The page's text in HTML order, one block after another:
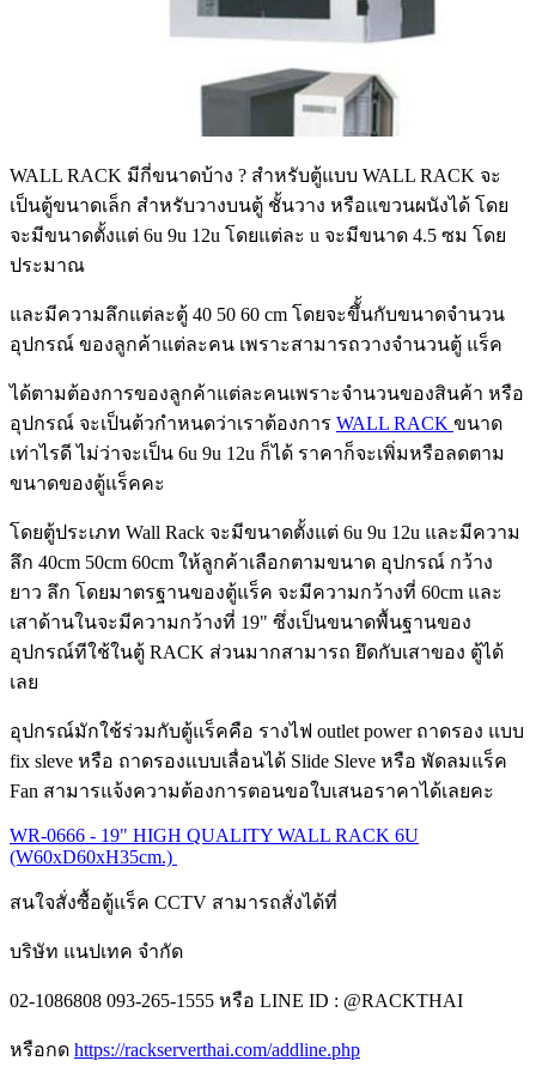
WALL RACK มีกี่ขนาดบ้าง ? สำหรับตู้แบบ WALL RACK จะ
เป็นตู้ขนาดเล็ก สำหรับวางบนตู้ ชั้นวาง หรือแขวนผนังได้ โดย
จะมีขนาดตั้งแต่ 6u 9u 12u โดยแต่ละ u จะมีขนาด 4.5 ซม โดย
ประมาณ
และมีความลึกแต่ละตู้ 40 50 60 cm โดยจะขึั้นกับขนาดจำนวน
อุปกรณ์ ของลูกค้าแต่ละคน เพราะสามารถวางจำนวนตู้ แร็ค
ได้ตามต้องการของลูกค้าแต่ละคนเพราะจำนวนของสินค้า หรือ
อุปกรณ์ จะเป็นต้วกำหนดว่าเราต้องการ WALL RACK ขนาด
เท่าไรดี ไม่ว่าจะเป็น 6u 9u 12u ก็ได้ ราคาก็จะเพิ่มหรือลดตาม
ขนาดของตู้แร็คคะ
โดยตู้ประเภท Wall Rack จะมีขนาดตั้งแต่ 6u 9u 12u และมีความ
ลึก 40cm 50cm 60cm ให้ลูกค้าเลือกตามขนาด อุปกรณ์ กว้าง
ยาว ลึก โดยมาตรฐานของตู้แร็ค จะมีความกว้างที่ 60cm และ
เสาด้านในจะมีความกว้างที่ 19" ซึ่งเป็นขนาดพื้นฐานของ
อุปกรณ์ทีใช้ในตู้ RACK ส่วนมากสามารถ ยึดกับเสาของ ตู้ได้
เลย
อุปกรณ์มักใช้ร่วมกับตู้แร็คคือ รางไฟ outlet power ถาดรอง แบบ
fix sleve หรือ ถาดรองแบบเลื่อนได้ Slide Sleve หรือ พัดลมแร็ค
Fan สามารแจ้งความต้องการตอนขอใบเสนอราคาได้เลยคะ
WR-0666 - 19" HIGH QUALITY WALL RACK 6U
(W60xD60xH35cm.)
สนใจสั่งซื้อตู้แร็ค CCTV สามารถสั่งได้ที่
บริษัท แนปเทค จำกัด
02-1086808 093-265-1555 หรือ LINE ID : @RACKTHAI
หรือกด https://rackserverthai.com/addline.php